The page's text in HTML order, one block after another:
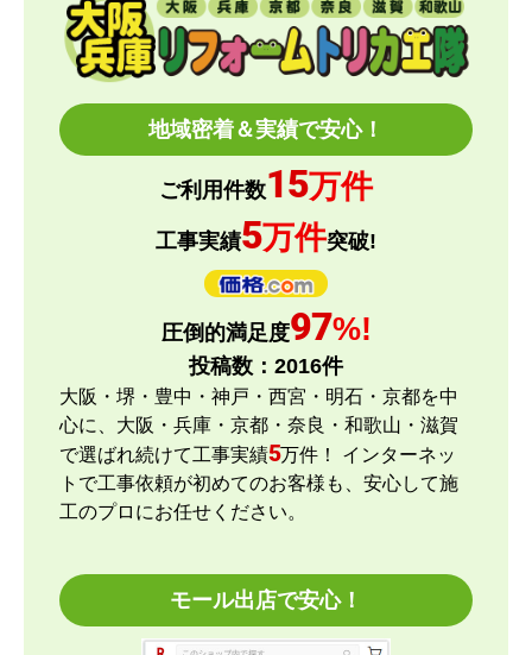
工事日の都合が悪くなったためリスケをお願いした
ところ
快く対応していただきました。やりとりもスムーズ
でした。
とどーーんさん
ショップからの連絡や対応は適切でしたか？
予定の期日までに商品が届きましたか？
はい
商品の梱包は必要十分なものでしたか？
はい
【注文商品】エアコン・クーラー 【注文
地域密着＆実績で安心！
ご利用件数15万件
工事実績5万件突破!
圧倒的満足度97%!
投稿数： 2016件
大阪・堺・豊中・神戸・西宮・明石・京都を中
心に、大阪・兵庫・京都・奈良・和歌山・滋賀
で選ばれ続けて工事実績5万件！ インターネッ
トで工事依頼が初めてのお客様も、安心して施
工のプロにお任せください。
モール出店で安心！